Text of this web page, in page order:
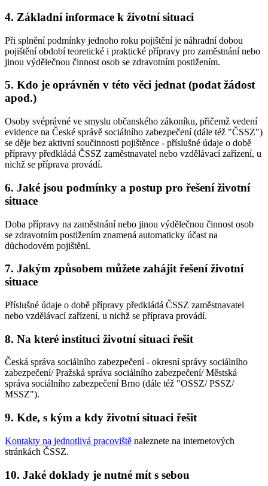
4. Základní informace k životní situaci
Při splnění podmínky jednoho roku pojištění je náhradní dobou
pojištění období teoretické i praktické přípravy pro zaměstnání nebo
jinou výdělečnou činnost osob se zdravotním postižením.
5. Kdo je oprávněn v této věci jednat (podat žádost
apod.)
Osoby svéprávné ve smyslu občanského zákoníku, přičemž vedení
evidence na České správě sociálního zabezpečení (dále též "ČSSZ")
se děje bez aktivní součinnosti pojištěnce - příslušné údaje o době
přípravy předkládá ČSSZ zaměstnavatel nebo vzdělávací zařízení, u
nichž se příprava provádí.
6. Jaké jsou podmínky a postup pro řešení životní
situace
Doba přípravy na zaměstnání nebo jinou výdělečnou činnost osob
se zdravotním postižením znamená automaticky účast na
důchodovém pojištění.
7. Jakým způsobem můžete zahájit řešení životní
situace
Příslušné údaje o době přípravy předkládá ČSSZ zaměstnavatel
nebo vzdělávací zařízení, u nichž se příprava provádí.
8. Na které instituci životní situaci řešit
Česká správa sociálního zabezpečení - okresní správy sociálního
zabezpečení/ Pražská správa sociálního zabezpečení/ Městská
správa sociálního zabezpečení Brno (dále též "OSSZ/ PSSZ/
MSSZ").
9. Kde, s kým a kdy životní situaci řešit
Kontakty na jednotlivá pracoviště naleznete na internetových
stránkách ČSSZ.
10. Jaké doklady je nutné mít s sebou